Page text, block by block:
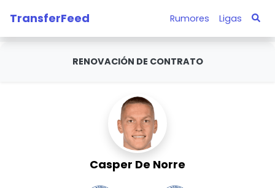
TransferFeed Rumores Ligas
RENOVACIÓN DE CONTRATO
Casper De Norre